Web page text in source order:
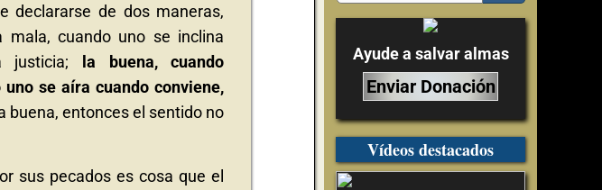
declararse de dos maneras,
cuando uno se inclina
justicia;
la buena, cuando
se aíra cuando conviene,
buena, entonces el sentido no
sus pecados es cosa que el
Ayude a salvar almas
Enviar Donación
Vídeos destacados